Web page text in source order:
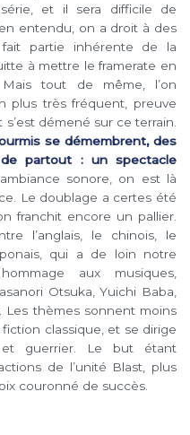
et il sera difficile de
entendu, on a droit à des
partie inhérente de la
à mettre le framerate en
tout de même, l’on
plus très fréquent, preuve
démené sur ce terrain.
se démembrent, des
partout : un spectacle
sonore, on est là
Le doublage a certes été
franchit encore un pallier.
l’anglais, le chinois, le
qui a de loin notre
aux musiques,
Otsuka, Yuichi Baba,
Les thèmes sonnent moins
classique, et se dirige
guerrier. Le but étant
de l’unité Blast, plus
couronné de succès.